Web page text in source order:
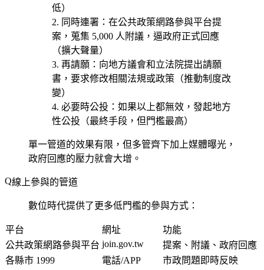
低）
同時連署 ：在公共政策網路參與平台提
案，蒐集 5,000 人附議，逼政府正式回應
（擴大聲量）
再請願 ：向地方議會和立法院提出請願
書，要求修改相關法規或政策（推動制度改
變）
必要時公投 ：如果以上都無效，發起地方
性公投（最終手段，但門檻最高）
單一管道的效果有限，但多管齊下加上媒體曝光，
政府回應的壓力就會大增。
線上參與的管道
數位時代提供了更多低門檻的參與方式：
平台 網址
功能
公共政策網路參與平台 join.gov.tw
提案、附議、政府回應
各縣市 1999
電話/APP
市政問題即時反映